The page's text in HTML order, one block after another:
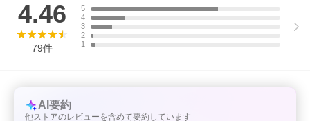
4.46
79件
5
4
3
2
1
AI要約
他ストアのレビューを含めて要約しています